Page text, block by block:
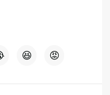
😆 😡